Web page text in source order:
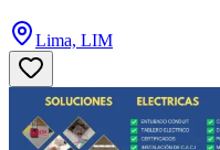
Lima, LIM